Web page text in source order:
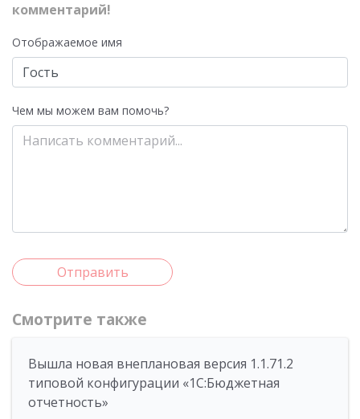
комментарий!
Отображаемое имя
Чем мы можем вам помочь?
Отправить
Смотрите также
Вышла новая внеплановая версия 1.1.71.2
типовой конфигурации «1C:Бюджетная
отчетность»